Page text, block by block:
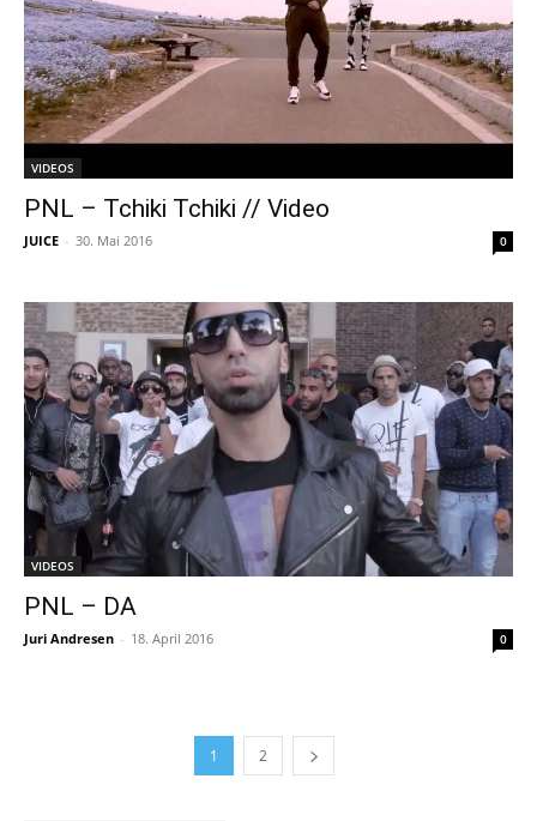
VIDEOS
PNL – Tchiki Tchiki // Video
JUICE - 30. Mai 2016 0
VIDEOS
PNL – DA
Juri Andresen - 18. April 2016 0
1 2